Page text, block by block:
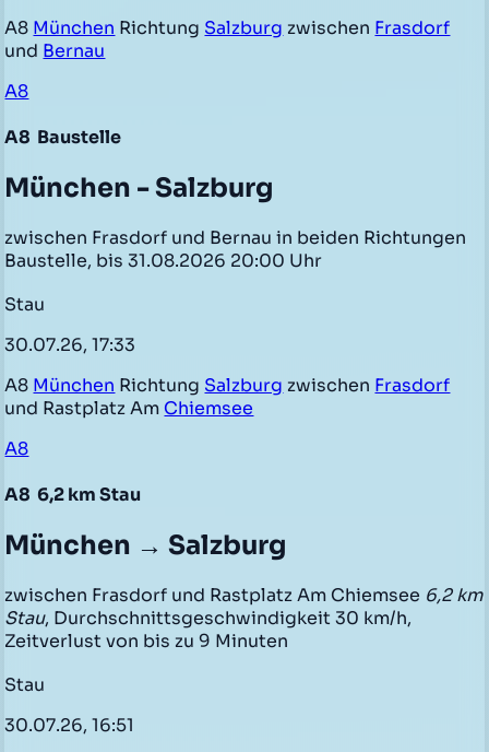
A8 München Richtung Salzburg zwischen Frasdorf
und Bernau
A8
A8 Baustelle
München - Salzburg
zwischen Frasdorf und Bernau in beiden Richtungen
Baustelle, bis 31.08.2026 20:00 Uhr
Stau
30.07.26, 17:33
A8 München Richtung Salzburg zwischen Frasdorf
und Rastplatz Am Chiemsee
A8
A8 6,2 km Stau
München → Salzburg
zwischen Frasdorf und Rastplatz Am Chiemsee 6,2 km
Stau, Durchschnittsgeschwindigkeit 30 km/h,
Zeitverlust von bis zu 9 Minuten
Stau
30.07.26, 16:51